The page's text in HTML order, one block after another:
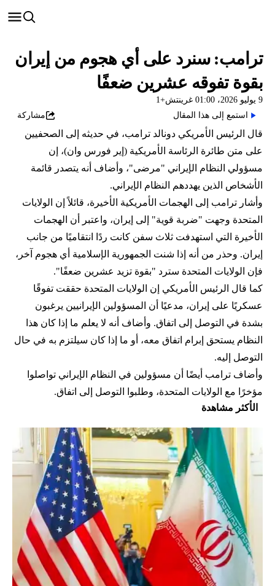
ترامب: سنرد على أي هجوم من إيران
بقوة تفوقه عشرين ضعفًا
9 يوليو 2026، 01:00 غرينتش+1
استمع إلى هذا المقال
مشاركة
قال الرئيس الأمريكي دونالد ترامب، في حديثه إلى الصحفيين
على متن طائرة الرئاسة الأمريكية (إير فورس وان)، إن
مسؤولي النظام الإيراني "مرضى"، وأضاف أنه يتصدر قائمة
الأشخاص الذين يهددهم النظام الإيراني.
وأشار ترامب إلى الهجمات الأمريكية الأخيرة، قائلاً إن الولايات
المتحدة وجهت "ضربة قوية" إلى إيران، واعتبر أن الهجمات
الأخيرة التي استهدفت ثلاث سفن كانت ردًا انتقاميًا من جانب
إيران. وحذر من أنه إذا شنت الجمهورية الإسلامية أي هجوم آخر،
فإن الولايات المتحدة سترد "بقوة تزيد عشرين ضعفًا".
كما قال الرئيس الأمريكي إن الولايات المتحدة حققت تفوقًا
عسكريًا على إيران، مدعيًا أن المسؤولين الإيرانيين يرغبون
بشدة في التوصل إلى اتفاق. وأضاف أنه لا يعلم ما إذا كان هذا
النظام يستحق إبرام اتفاق معه، أو ما إذا كان سيلتزم به في حال
التوصل إليه.
وأضاف ترامب أيضًا أن مسؤولين في النظام الإيراني تواصلوا
مؤخرًا مع الولايات المتحدة، وطلبوا التوصل إلى اتفاق.
الأكثر مشاهدة